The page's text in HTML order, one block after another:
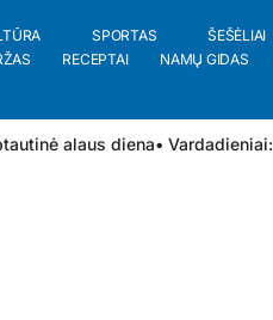
SPORTAS ŠEŠĖLIAI
RECEPTAI NAMŲ GIDAS
alaus diena• Vardadieniai: